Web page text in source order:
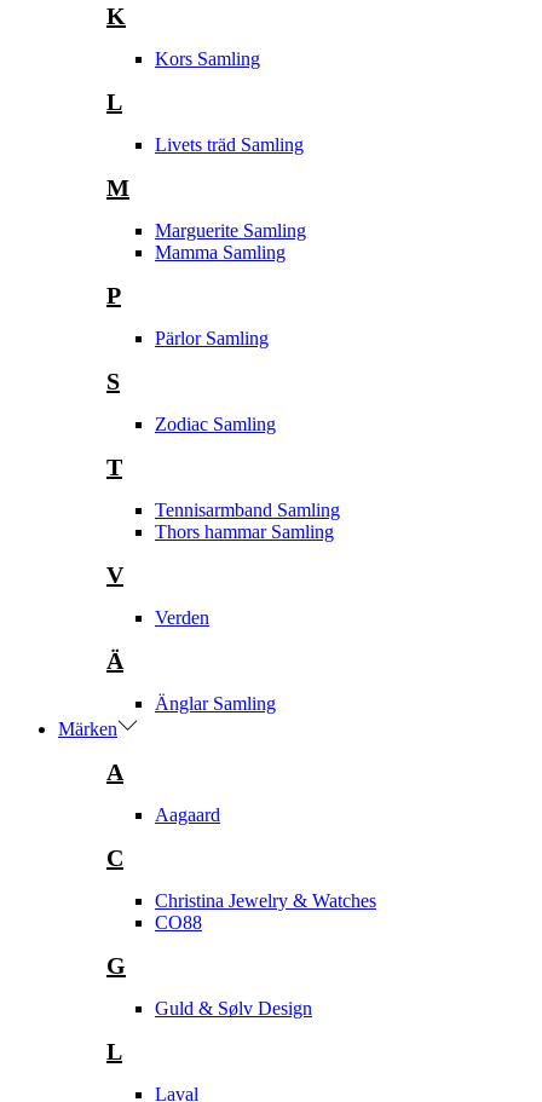
K
Kors Samling
L
Livets träd Samling
M
Marguerite Samling
Mamma Samling
P
Pärlor Samling
S
Zodiac Samling
T
Tennisarmband Samling
Thors hammar Samling
V
Verden
Ä
Änglar Samling
Märken
A
Aagaard
C
Christina Jewelry & Watches
CO88
G
Guld & Sølv Design
L
Laval